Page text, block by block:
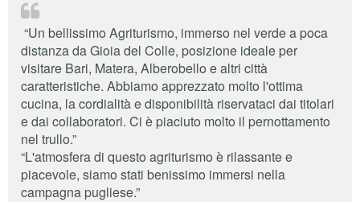

“Un bellissimo Agriturismo, immerso nel verde a poca
distanza da Gioia del Colle, posizione ideale per
visitare Bari, Matera, Alberobello e altri città
caratteristiche. Abbiamo apprezzato molto l'ottima
cucina, la cordialità e disponibilità riservataci dai titolari
e dai collaboratori. Ci è piaciuto molto il pernottamento
nel trullo.”
“L'atmosfera di questo agriturismo è rilassante e
piacevole, siamo stati benissimo immersi nella
campagna pugliese.”